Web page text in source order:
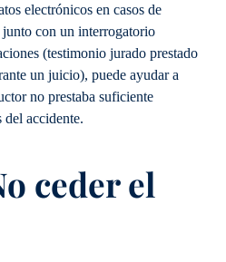
electrónicos en casos de
con un interrogatorio
(testimonio jurado prestado
un juicio), puede ayudar a
no prestaba suficiente
del accidente.
ceder el